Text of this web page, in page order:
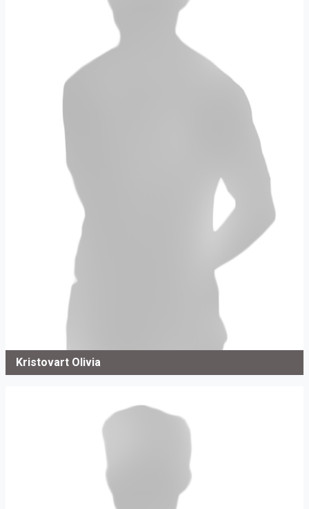
Kristovart Olivia